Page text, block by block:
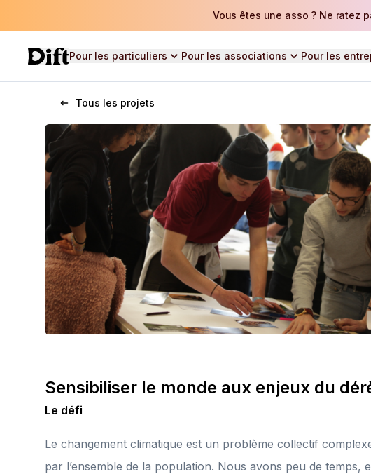
Vous êtes une asso ? Ne ratez
Pour les particuliers Pour les associations Pour les
Tous les projets
Sensibiliser le monde aux enjeux du
Le défi
Le changement climatique est un problème collectif
par l’ensemble de la population. Nous avons peu de temps,